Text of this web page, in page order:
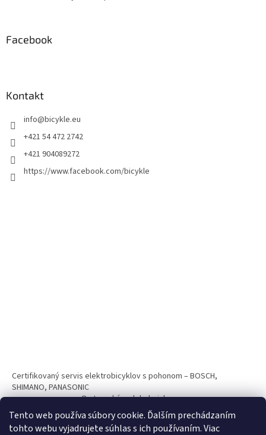
Tento web používa súbory cookie. Ďalším prechádzaním
tohto webu vyjadrujete súhlas s ich používaním. Viac
Facebook
Kontakt
info@bicykle.eu
+421 54 472 2742
+421 904089272
https://www.facebook.com/bicykle
Certifikovaný servis elektrobicyklov s pohonom – BOSCH,
SHIMANO, PANASONIC
Partnerský web hokejshop.eu